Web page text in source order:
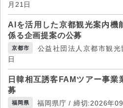
月21日
AIを活用した京都観光案内機
係る企画提案の公募
京都市
公益社団法人京都市観
日
日韓相互誘客FAMツアー事
募
福岡県 福岡県庁 / 締切:2026年